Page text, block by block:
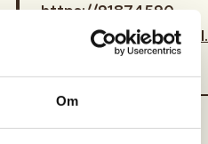
Om
https://91874590
orjan.storsaet@gmail.